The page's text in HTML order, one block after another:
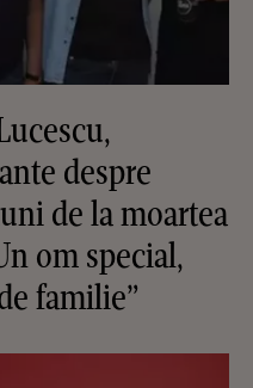
despre
de la moartea
om special,
familie”